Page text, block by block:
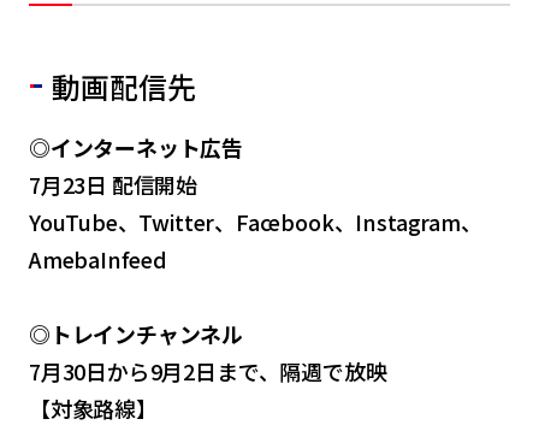
動画配信先
◎インターネット広告
7月23日 配信開始
YouTube、Twitter、Facebook、Instagram、
AmebaInfeed
◎トレインチャンネル
7月30日から9月2日まで、隔週で放映
【対象路線】